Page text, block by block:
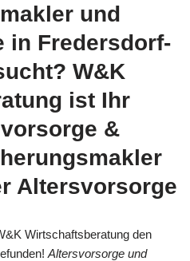
und
in Fredersdorf-
W&K
ist Ihr
&
Altersvorsorge
Wirtschaftsberatung den
Altersvorsorge und